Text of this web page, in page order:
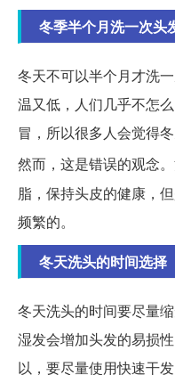
冬季半个月洗一次头
冬天不可以半个月才洗
温又低，人们几乎不怎
冒，所以很多人会觉得
然而，这是错误的观念
脂，保持头皮的健康，
频繁的。
冬天洗头的时间选择
冬天洗头的时间要尽量
湿发会增加头发的易损
以，要尽量使用快速干